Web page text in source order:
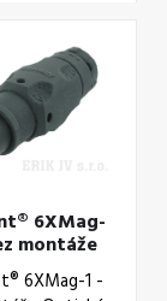
6XMag-
montáže
6XMag-1 -